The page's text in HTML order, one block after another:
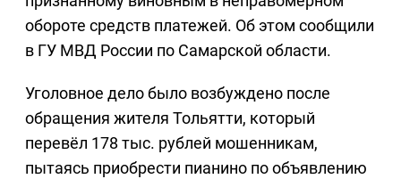
обороте средств платежей. Об этом сообщили
в ГУ МВД России по Самарской области.
Уголовное дело было возбуждено после
обращения жителя Тольятти, который
перевёл 178 тыс. рублей мошенникам,
пытаясь приобрести пианино по объявлению